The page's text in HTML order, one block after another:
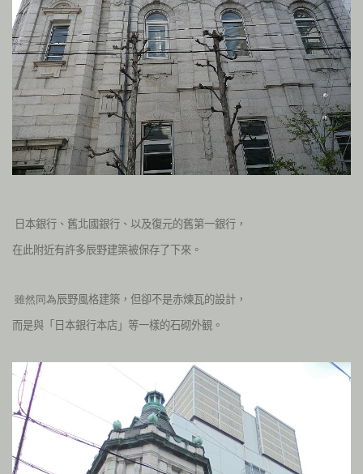
日本銀行、舊北國銀行、以及復元的舊第一銀行，
在此附近有許多辰野建築被保存了下來。
雖然同為辰野風格建築，但卻不是赤煉瓦的設計，
而是與「日本銀行本店」等一樣的石砌外観。